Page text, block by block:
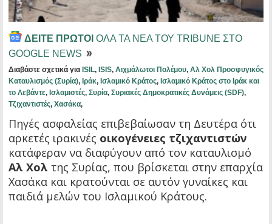
ΔΕΙΤΕ ΠΡΩΤΟΙ ΟΛΑ ΤΑ ΝΕΑ ΤΟΥ TRIBUNE ΣΤΟ
GOOGLE NEWS
Διαβάστε σχετικά για ISIL, ISIS, Αιχμάλωτοι Πολέμου, Αλ Χολ Προσφυγικός
Καταυλισμός (Συρία), Ιράκ, Ισλαμικό Κράτος, Ισλαμικό Κράτος στο Ιράκ και
το Λεβάντε, Ισλαμιστές, Συρία, Συριακές Δημοκρατικές Δυνάμεις (SDF),
Τζιχαντιστές, Χασάκα,
Πηγές ασφαλείας επιβεβαίωσαν τη Δευτέρα ότι
αρκετές ιρακινές οικογένειες τζιχαντιστών
κατάφεραν να διαφύγουν από τον καταυλισμό
Αλ Χολ της Συρίας, που βρίσκεται στην επαρχία
Χασάκα και κρατούνται σε αυτόν γυναίκες και
παιδιά μελών του Ισλαμικού Κράτους.